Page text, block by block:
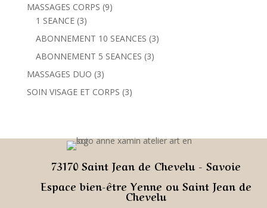
MASSAGES CORPS 99
1 SEANCE 33
produits
ABONNEMENT 10 SEANCES 33
ABONNEMENT 5 SEANCES 33
MASSAGES DUO 33
produits
SOIN VISAGE ET CORPS 33
73170 Saint Jean de Chevelu - Savoie
Espace bien-être Yenne ou Saint Jean de
Chevelu